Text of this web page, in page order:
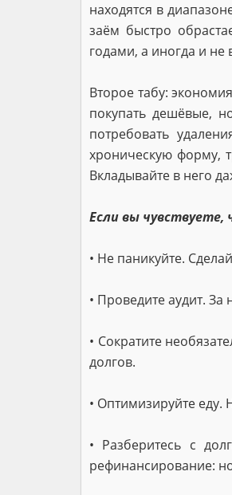
находятся в
заём быстро
годами, а иногда и не
Второе табу:
покупать дешёвые,
потребовать
хроническую форму,
Вкладывайте в него
Если вы
• Не паникуйте.
• Проведите аудит.
• Сократите
долгов.
• Оптимизируйте еду.
• Разберитесь с
рефинансирование: